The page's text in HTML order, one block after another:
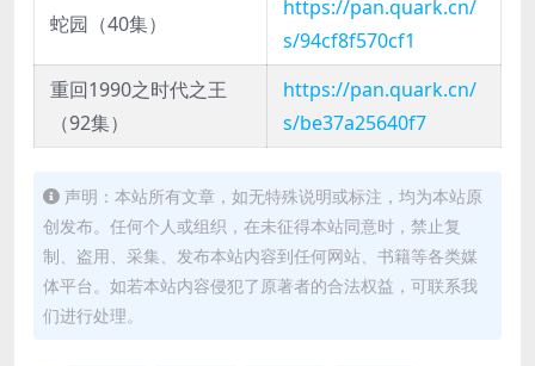
蛇园（40集）
https://pan.quark.cn/
s/94cf8f570cf1
重回1990之时代之王
（92集）
https://pan.quark.cn/
s/be37a25640f7
声明：本站所有文章，如无特殊说明或标注，均为本站原
创发布。任何个人或组织，在未征得本站同意时，禁止复
制、盗用、采集、发布本站内容到任何网站、书籍等各类媒
体平台。如若本站内容侵犯了原著者的合法权益，可联系我
们进行处理。